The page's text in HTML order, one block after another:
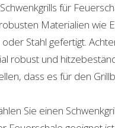
für
Materialien wie
Stahl gefertigt.
robust und
dass es für den
Sie einen